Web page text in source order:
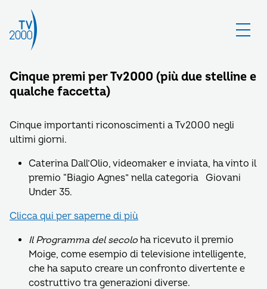
Cinque premi per Tv2000 (più due stelline e
qualche faccetta)
Cinque importanti riconoscimenti a Tv2000 negli
ultimi giorni.
Caterina Dall’Olio, videomaker e inviata, ha vinto il
premio “Biagio Agnes” nella categoria Giovani
Under 35.
Clicca qui per saperne di più
Il Programma del secolo ha ricevuto il premio
Moige, come esempio di televisione intelligente,
che ha saputo creare un confronto divertente e
costruttivo tra generazioni diverse.